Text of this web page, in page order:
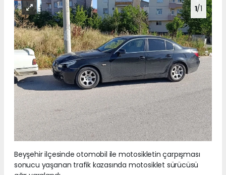
1/1
Beyşehir ilçesinde otomobil ile motosikletin çarpışması
sonucu yaşanan trafik kazasında motosiklet sürücüsü